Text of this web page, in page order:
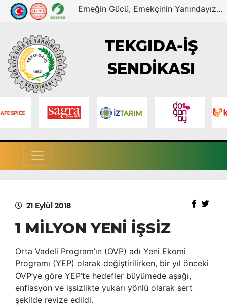
Emeğin Gücü, Emekçinin Yanındayız...
TEKGIDA-İŞ
SENDİKASI
21 Eylül 2018
1 MİLYON YENİ İŞSİZ
Orta Vadeli Program’ın (OVP) adı Yeni Ekomi
Programı (YEP) olarak değiştirilirken, bir yıl önceki
OVP’ye göre YEP’te hedefler büyümede aşağı,
enflasyon ve işsizlikte yukarı yönlü olarak sert
şekilde revize edildi.